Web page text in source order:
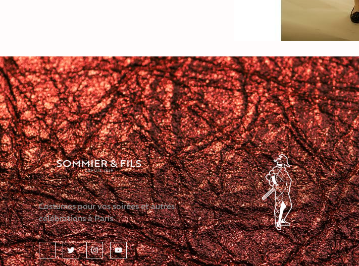
Costumes pour vos soirées et autres
célébrations à Paris